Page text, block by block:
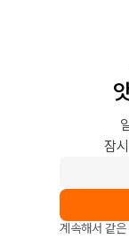
잠
계속해서 같